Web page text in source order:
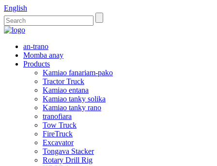
English
an-trano
Momba anay
Products
Kamiao fanariam-pako
Tractor Truck
Kamiao entana
Kamiao tanky solika
Kamiao tanky rano
tranofiara
Tow Truck
FireTruck
Excavator
Tongava Stacker
Rotary Drill Rig